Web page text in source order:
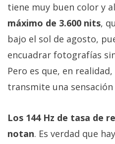
tiene muy buen color y
máximo de 3.600 nits,
bajo el sol de agosto,
encuadrar fotografías
Pero es que, en
transmite una
Los 144 Hz de tasa de
notan. Es verdad que